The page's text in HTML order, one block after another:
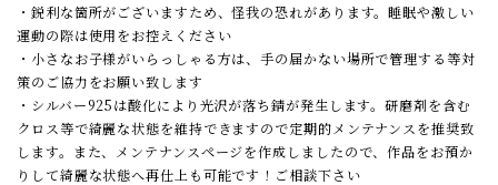
・鋭利な箇所がございますため、怪我の恐れがあります。睡眠や激しい
運動の際は使用をお控えください
・小さなお子様がいらっしゃる方は、手の届かない場所で管理する等対
策のご協力をお願い致します
・シルバー925は酸化により光沢が落ち錆が発生します。研磨剤を含む
クロス等で綺麗な状態を維持できますので定期的メンテナンスを推奨致
します。また、メンテナンスページを作成しましたので、作品をお預か
りして綺麗な状態へ再仕上も可能です！ご相談下さい